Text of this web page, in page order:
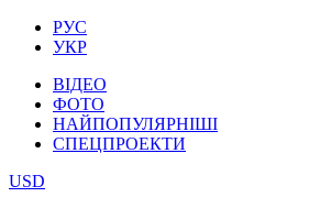
РУС
УКР
ВІДЕО
ФОТО
НАЙПОПУЛЯРНІШІ
СПЕЦПРОЕКТИ
USD